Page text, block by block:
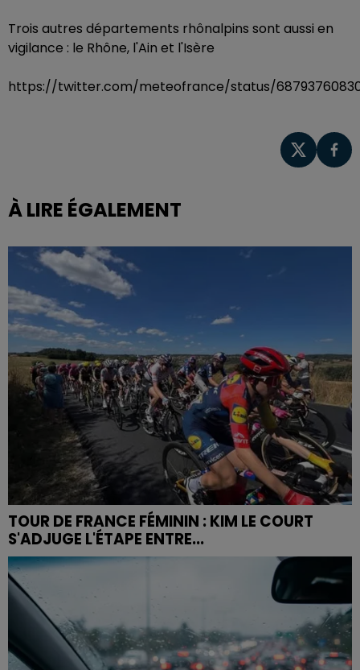
Trois autres départements rhônalpins sont aussi en
vigilance : le Rhône, l'Ain et l'Isère
https://twitter.com/meteofrance/status/
À LIRE ÉGALEMENT
TOUR DE FRANCE FÉMININ : KIM LE COURT
S'ADJUGE L'ÉTAPE ENTRE...